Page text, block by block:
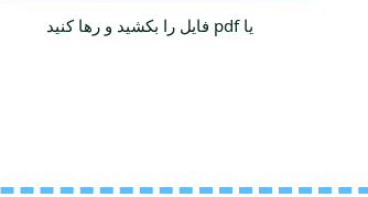
یا pdf فایل را بکشید و رها کنید